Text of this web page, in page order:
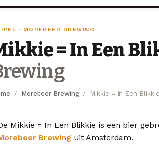
· MOREBEER BREWING
= In Een
Morebeer Brewing Mikkie = In Een Blikkie
Mikkie = In Een Blikkie is een bier
Brewing uit Amsterdam.